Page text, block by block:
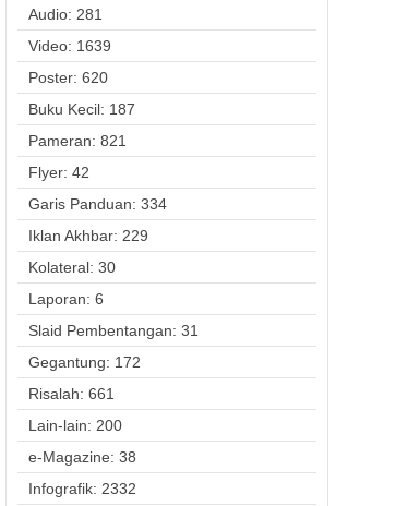
Audio: 281
Video: 1639
Poster: 620
Buku Kecil: 187
Pameran: 821
Flyer: 42
Garis Panduan: 334
Iklan Akhbar: 229
Kolateral: 30
Laporan: 6
Slaid Pembentangan: 31
Gegantung: 172
Risalah: 661
Lain-lain: 200
e-Magazine: 38
Infografik: 2332